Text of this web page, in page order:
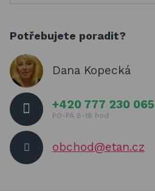
Potřebujete poradit?
Dana Kopecká
+420 777 230 065
PO-PÁ 8-18 hod
obchod@etan.cz